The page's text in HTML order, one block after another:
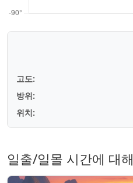
고도:
방위:
위치:
일출/일몰 시간에 대